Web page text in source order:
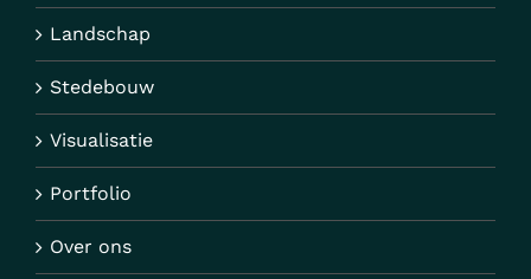
Landschap
Stedebouw
Visualisatie
Portfolio
Over ons